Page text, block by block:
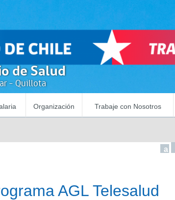
de Salud
- Quillota
Organización Trabaje con Nosotros
a
AGL Telesalud